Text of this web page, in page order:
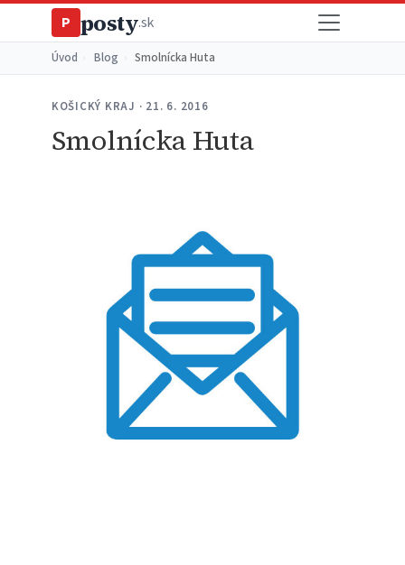
P posty.sk
Úvod Blog Smolnícka Huta
KOŠICKÝ KRAJ · 21. 6. 2016
Smolnícka Huta